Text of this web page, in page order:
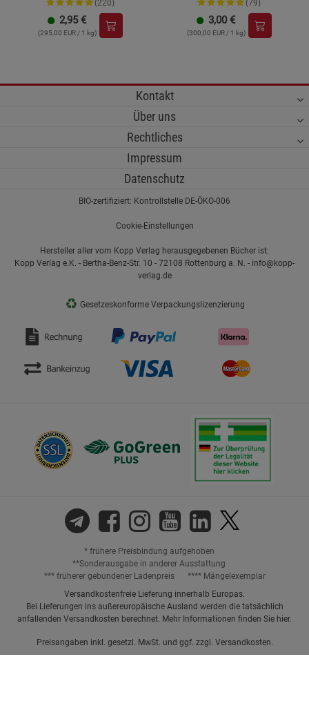
(220)
2,95 €
(295,00 EUR / 1 kg)
(79)
3,00 €
(300,00 EUR / 1 kg)
Kontakt
Über uns
Rechtliches
Impressum
Datenschutz
BIO-zertifiziert: Kontrollstelle DE-ÖKO-006
Cookie-Einstellungen
Hersteller aller vom Kopp Verlag herausgegebenen Bücher ist:
Kopp Verlag e.K. - Bertha-Benz-Str. 10 - 72108 Rottenburg a. N. - info@kopp-
verlag.de
♻ Gesetzeskonforme Verpackungslizenzierung
* frühere Preisbindung aufgehoben
**Sonderausgabe in anderer Ausstattung
*** früherer gebundener Ladenpreis
**** Mängelexemplar
Versandkostenfreie Lieferung innerhalb Europas.
Bei Lieferungen ins außereuropäische Ausland werden die tatsächlich
anfallenden Versandkosten berechnet. Mehr Informationen finden Sie hier.
Preisangaben inkl. gesetzl. MwSt. und ggf. zzgl. Versandkosten.